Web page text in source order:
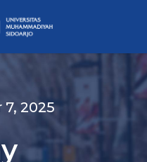
2025